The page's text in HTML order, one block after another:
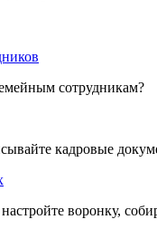
сотрудникам?
кадровые
воронку,